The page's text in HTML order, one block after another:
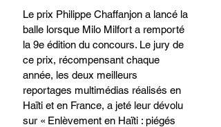
Le prix Philippe Chaffanjon a lancé la
balle lorsque Milo Milfort a remporté
la 9e édition du concours. Le jury de
ce prix, récompensant chaque
année, les deux meilleurs
reportages multimédias réalisés en
Haïti et en France, a jeté leur dévolu
sur « Enlèvement en Haïti : piégés